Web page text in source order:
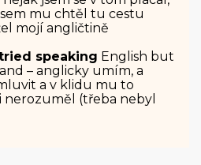
mu chtěl tu cestu
mojí angličtině
speaking English but
– anglicky umím, a
a v klidu mu to
nerozuměl (třeba nebyl